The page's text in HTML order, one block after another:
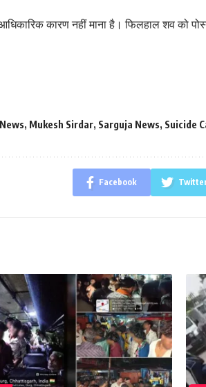
कारण नहीं माना है। फिलहाल शव को
, Mukesh Sirdar, Sarguja News, Suicide
Facebook